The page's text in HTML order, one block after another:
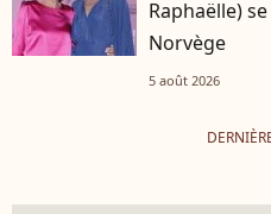
Raphaëlle)
Norvège
5 août 2026